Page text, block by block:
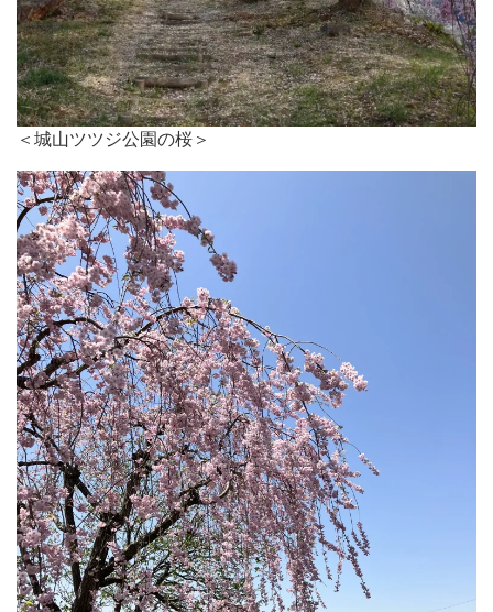
＜城山ツツジ公園の桜＞